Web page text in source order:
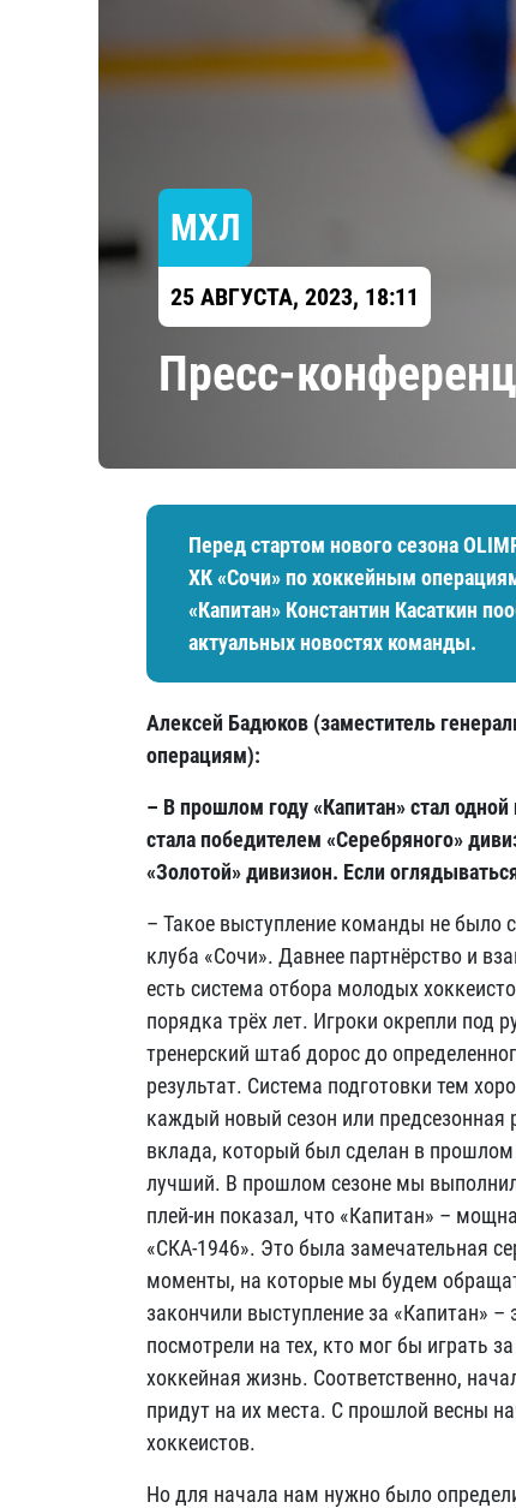
Локомотив
Северсталь
ЦСКА
Шанхайские Драконы
МХЛ
25 АВГУСТА, 2023, 18:11
Пресс-
Перед стартом нового сезона
ХК «Сочи» по хоккейным
«Капитан» Константин Касаткин
актуальных новостях команды.
Алексей Бадюков (заместитель
операциям):
– В прошлом году «Капитан» стал
стала победителем «Серебряного»
«Золотой» дивизион. Если
– Такое выступление команды не было
клуба «Сочи». Давнее партнёрство и
есть система отбора молодых
порядка трёх лет. Игроки окрепли под
тренерский штаб дорос до
результат. Система подготовки тем
каждый новый сезон или
вклада, который был сделан в
лучший. В прошлом сезоне мы
плей-ин показал, что «Капитан» –
«СКА-1946». Это была замечательная
моменты, на которые мы будем
закончили выступление за «Капитан»
посмотрели на тех, кто мог бы играть
хоккейная жизнь. Соответственно,
придут на их места. С прошлой весны
хоккеистов.
Но для начала нам нужно было